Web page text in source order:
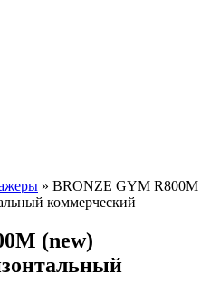
» BRONZE GYM R800M
коммерческий
(new)